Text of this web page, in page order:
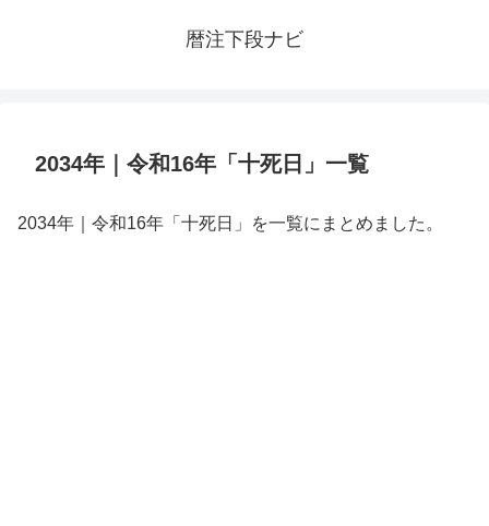
暦注下段ナビ
2034年｜令和16年「十死日」一覧
2034年｜令和16年「十死日」を一覧にまとめました。